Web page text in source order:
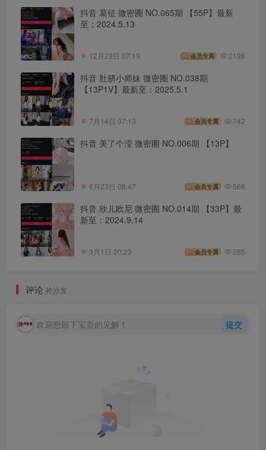
抖音 葛征 微密圈 NO.065期 【55P】最新
至：2024.5.13
12月23日 07:19 会员专属 2198
抖音 肚脐小师妹 微密圈 NO.038期
【13P1V】最新至：2025.5.1
7月14日 07:13 会员专属 742
抖音 美了个滢 微密圈 NO.006期 【13P】
6月23日 08:47 会员专属 566
抖音 欣儿欧尼 微密圈 NO.014期 【33P】最
新至：2024.9.14
3月1日 20:23 会员专属 285
评论 抢沙发
欢迎您留下宝贵的见解！ 提交